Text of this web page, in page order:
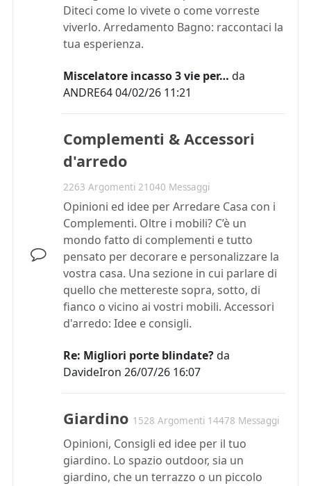
Diteci come lo vivete o come vorreste
viverlo. Arredamento Bagno: raccontaci la
tua esperienza.
Miscelatore incasso 3 vie per… da
ANDRE6404/02/26 11:21
Complementi & Accessori
d'arredo
2263 Argomenti 21040 Messaggi
Opinioni ed idee per Arredare Casa con i
Complementi. Oltre i mobili? C’è un
mondo fatto di complementi e tutto
pensato per decorare e personalizzare la
vostra casa. Una sezione in cui parlare di
quello che mettereste sopra, sotto, di
fianco o vicino ai vostri mobili. Accessori
d'arredo: Idee e consigli.
Re: Migliori porte blindate?da
DavideIron 26/07/26 16:07
Giardino 1528 Argomenti 14478 Messaggi
Opinioni, Consigli ed idee per il tuo
giardino. Lo spazio outdoor, sia un
giardino, che un terrazzo o un piccolo